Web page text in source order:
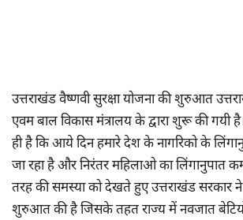
उत्तराखंड वैष्णवी सुरक्षा योजना की शुरुआत
एवम बाल विकास मंत्रालय के द्वारा शुरू की गयी
ही है कि आये दिन हमारे देश के नागरिको के
जा रहा है और निरंतर महिलाओ का लिंगानुपात
तरह की समस्या को देखते हुए उत्तराखंड सरकार
शुरुआत की है जिसके तहत राज्य में नवजात